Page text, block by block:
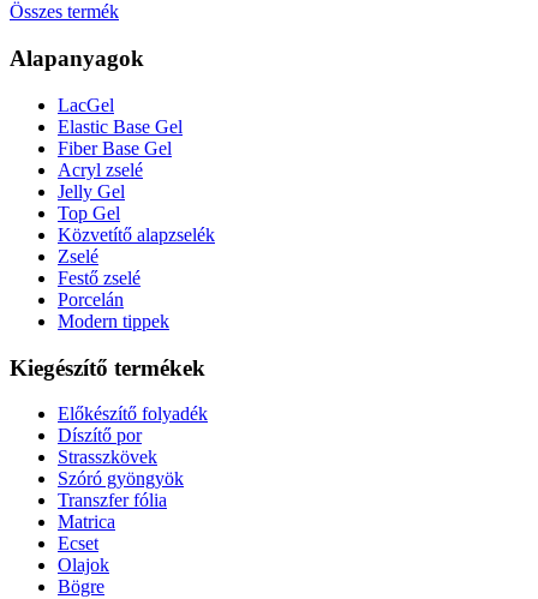
Összes termék
Alapanyagok
LacGel
Elastic Base Gel
Fiber Base Gel
Acryl zselé
Jelly Gel
Top Gel
Közvetítő alapzselék
Zselé
Festő zselé
Porcelán
Modern tippek
Kiegészítő termékek
Előkészítő folyadék
Díszítő por
Strasszkövek
Szóró gyöngyök
Transzfer fólia
Matrica
Ecset
Olajok
Bögre